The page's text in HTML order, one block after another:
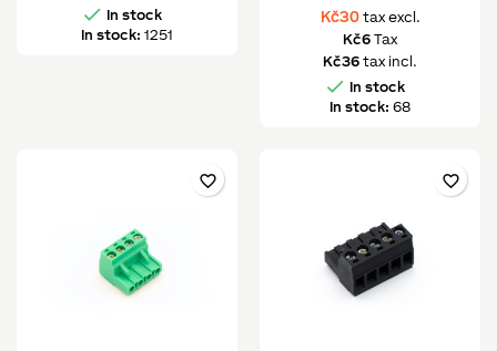
 In stock
In stock: 1251
Kč30 tax excl.
Kč6 Tax
Kč36 tax incl.
 In stock
In stock: 68
favorite_border favorite_border